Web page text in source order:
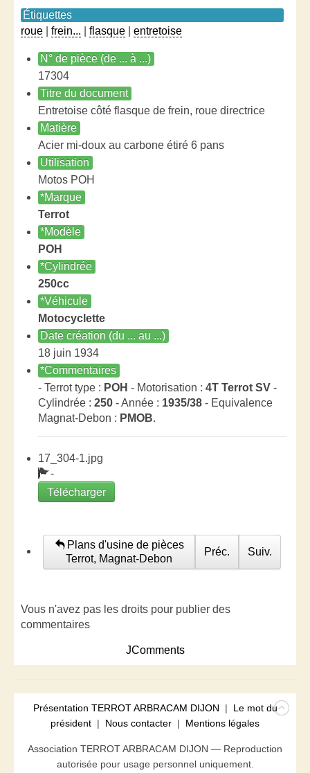
Étiquettes
roue
frein... flasque entretoise
N° de pièce (de ... à ...)
17304
Titre du document
Entretoise côté flasque de frein, roue directrice
Matière
Acier mi-doux au carbone étiré 6 pans
Utilisation
Motos POH
*Marque
Terrot
*Modèle
POH
*Cylindrée
250cc
*Véhicule
Motocyclette
Date création (du ... au ...)
18 juin 1934
*Commentaires
- Terrot type : POH - Motorisation : 4T Terrot SV -
Cylindrée : 250 - Année : 1935/38 - Equivalence
Magnat-Debon : PMOB.
17_304-1.jpg
-
Télécharger
Plans d'usine de pièces
Terrot, Magnat-Debon
Préc. Suiv.
Vous n'avez pas les droits pour publier des
commentaires
JComments
Présentation TERROT ARBRACAM DIJON | Le mot du
président | Nous contacter | Mentions légales
Association TERROT ARBRACAM DIJON — Reproduction
autorisée pour usage personnel uniquement.